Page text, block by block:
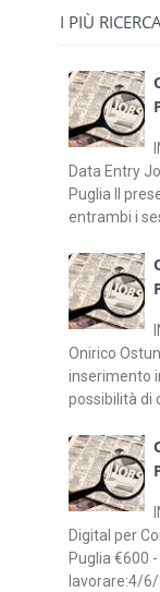
I PIÙ
Data Entry
Puglia Il
entrambi i
Onirico
inserimento
possibilità di
Digital per
Puglia €600
lavorare:4/6/